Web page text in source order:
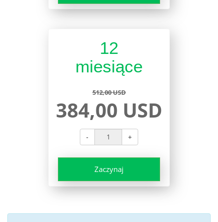
12
miesiące
512,00 USD
384,00 USD
- +
Zaczynaj